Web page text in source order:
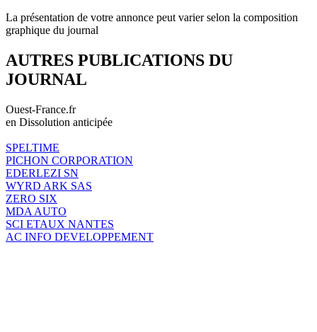
La présentation de votre annonce peut varier selon la composition
graphique du journal
AUTRES PUBLICATIONS DU
JOURNAL
Ouest-France.fr
en Dissolution anticipée
SPELTIME
PICHON CORPORATION
EDERLEZI SN
WYRD ARK SAS
ZERO SIX
MDA AUTO
SCI ETAUX NANTES
AC INFO DEVELOPPEMENT